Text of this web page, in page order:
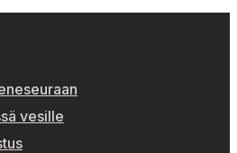
vesille